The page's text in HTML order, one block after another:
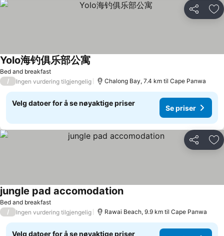
Del
Bed and breakfast
Yolo海钓俱乐部公寓
/ Ingen vurdering tilgjengelig Chalong Bay, 7.4 km til Cape Panwa
Velg datoer for å se nøyaktige priser
Se priser
Del
Bed and breakfast
jungle pad accomodationSe priser
/ Ingen vurdering tilgjengelig Rawai Beach, 9.9 km til Cape Panwa
Velg datoer for å se nøyaktige priser